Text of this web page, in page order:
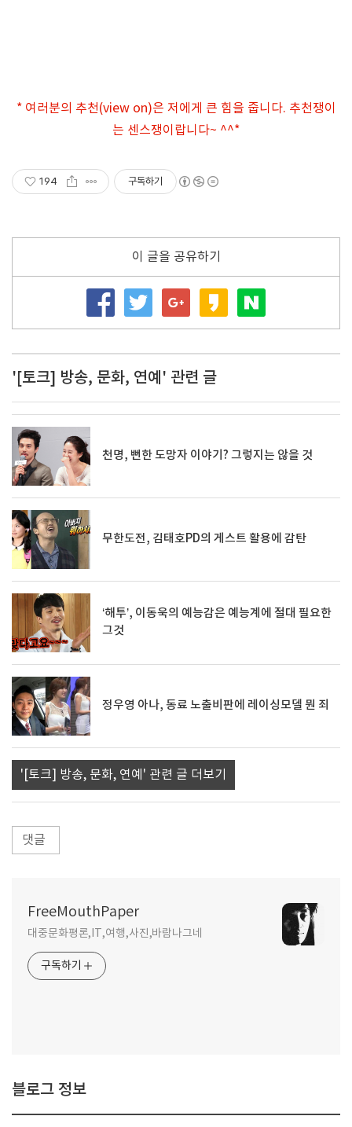
* 여러분의 추천(view on)은 저에게 큰 힘을 줍니다. 추천쟁이
는 센스쟁이랍니다~ ^^*
194 구독하기
이 글을 공유하기
'[토크] 방송, 문화, 연예' 관련 글
천명, 뻔한 도망자 이야기? 그렇지는 않을 것
무한도전, 김태호PD의 게스트 활용에 감탄
‘해투’, 이동욱의 예능감은 예능계에 절대 필요한
그것
정우영 아나, 동료 노출비판에 레이싱모델 뭔 죄
'[토크] 방송, 문화, 연예' 관련 글 더보기
댓글
FreeMouthPaper
대중문화평론,IT,여행,사진,바람나그네
구독하기
블로그 정보